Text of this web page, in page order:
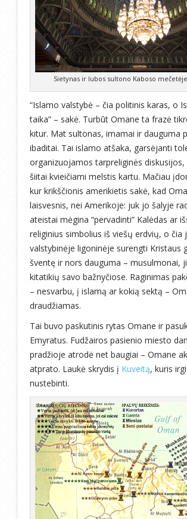
Sietynas ir lubos sultono Kaboso
“Islamo valstybė – čia politinis karas, o
taika” – sakė. Turbūt Omane ta frazė
kitur. Mat sultonas, imamai ir dauguma
ibaditai. Tai islamo atšaka, garsėjanti
organizuojamos tarpreliginės
šiitai kvieičiami melstis kartu. Mačiau
kur krikščionis amerikietis sakė, kad
laisvesnis, nei Amerikoje: juk jo šalyje
ateistai mėgina “pervadinti” Kalėdas ar
religinius simbolius iš viešų erdvių, o čia
valstybinėje ligoninėje surengti Kristaus
šventę ir nors dauguma – musulmonai,
kitatikių savo bažnyčiose. Raginimas
– nesvarbu, į islamą ar kokią sektą –
draudžiamas.
Tai buvo paskutinis rytas Omane ir
Emyratus. Fudžairos pasienio miesto
pradžioje atrodė net baugiai – Omane
atprato. Laukė skrydis į Kuveitą, kuris
nustebinti.